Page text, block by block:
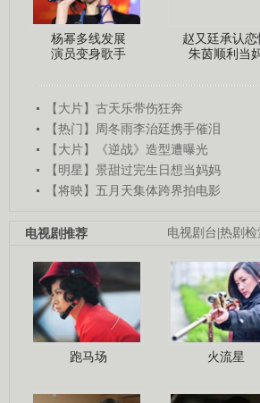
杨幂多线发展
演员变身歌手
赵又廷承认恋
朱茵顺利当
【大片】古天乐带伤狂奔
【热门】周冬雨李治廷携手催泪
【大片】《逆战》造型遭曝光
【明星】景甜过完生日想当妈妈
【将映】五月天集体跨界拍电影
电视剧台|热剧检
电视剧推荐
跑马场 火流星